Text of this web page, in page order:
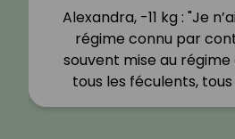
Alexandra, -11 kg : "Je
régime connu par
souvent mise au
tous les féculents,